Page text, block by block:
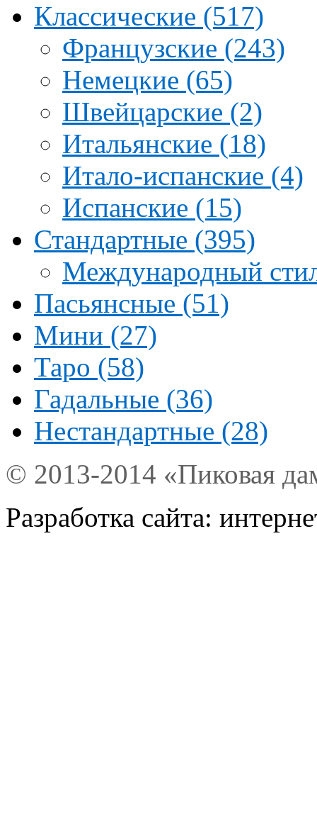
Классические (517)
Французские (243)
Немецкие (65)
Швейцарские (2)
Итальянские (18)
Итало-испанские (4)
Испанские (15)
Стандартные (395)
Международный
Пасьянсные (51)
Мини (27)
Таро (58)
Гадальные (36)
Нестандартные (28)
© 2013-2014 «Пиковая
Разработка сайта: